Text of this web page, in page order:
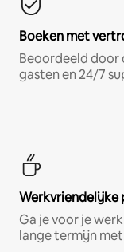
Boeken met
Beoordeeld door
gasten en 24/7
Werkvriendelijke
Ga je voor je
lange termijn